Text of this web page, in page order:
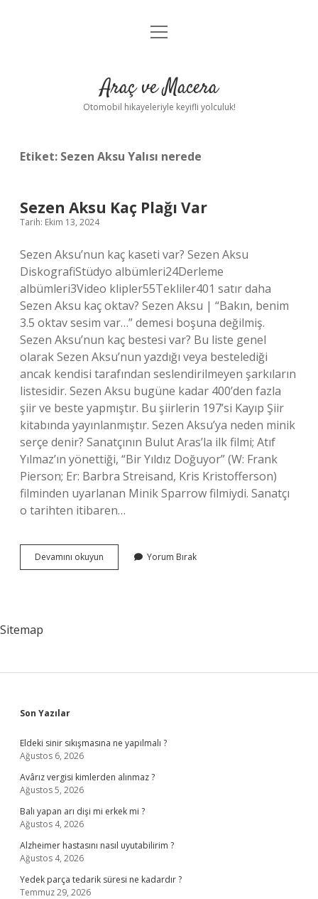
Anasayfa
Yasal Uyarı
menüyü
Araç ve Macera
Otomobil hikayeleriyle keyifli yolculuk!
Etiket: Sezen Aksu Yalısı nerede
Sezen Aksu Kaç Plağı Var
Tarih: Ekim 13, 2024
Sezen Aksu’nun kaç kaseti var? Sezen Aksu
DiskografiStüdyo albümleri24Derleme
albümleri3Video klipler55Tekliler401 satır daha
Sezen Aksu kaç oktav? Sezen Aksu | “Bakın, benim
3.5 oktav sesim var…” demesi boşuna değilmiş.
Sezen Aksu’nun kaç bestesi var? Bu liste genel
olarak Sezen Aksu’nun yazdığı veya bestelediği
ancak kendisi tarafından seslendirilmeyen şarkıların
listesidir. Sezen Aksu bugüne kadar 400’den fazla
şiir ve beste yapmıştır. Bu şiirlerin 197’si Kayıp Şiir
kitabında yayınlanmıştır. Sezen Aksu’ya neden minik
serçe denir? Sanatçının Bulut Aras’la ilk filmi; Atıf
Yılmaz’ın yönettiği, “Bir Yıldız Doğuyor” (W: Frank
Pierson; Er: Barbra Streisand, Kris Kristofferson)
filminden uyarlanan Minik Sparrow filmiydi. Sanatçı
o tarihten itibaren…
Devamını okuyun
Aksu
Yorum Bırak
Sitemap
Sidebar
Son Yazılar
Eldeki sinir sıkışmasına ne yapılmalı ?
Ağustos 6, 2026
Avârız vergisi kimlerden alınmaz ?
Ağustos 5, 2026
Balı yapan arı dişi mi erkek mi ?
Ağustos 4, 2026
Alzheimer hastasını nasıl uyutabilirim ?
Ağustos 4, 2026
Yedek parça tedarik süresi ne kadardır ?
Temmuz 29, 2026